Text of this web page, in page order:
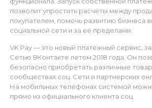
позволит упростить расчеты между
покупателем, помочь развитию бизнеса
социальной сети и за ее пределами.
VK Pay — это новый платежный сервис,
Сетью ВКонтакте летом 2018 года. Он
безопасно приобретать различные
сообществах соц. Сети и партнерских
На мобильных телефонах системой
прямо из официального клиента соц.